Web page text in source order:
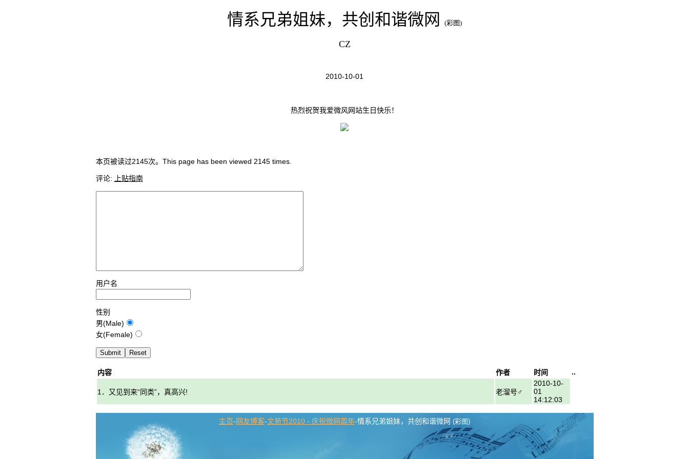
情系兄弟姐妹，共创和谐微网 (彩图)
CZ
2010-10-01
热烈祝贺我爱微风网站生日快乐！
本页被读过2145次。This page has been viewed 2145 times.
评论: 上贴指南
用户名
性别
男(Male)
女(Female)
内容 作者 时间 ..
1．又见到来“同类”，真高兴! 老溜号♂
2010-10-
01
14:12:03
主页-网友博客-文苑节2010 - 庆祝微网周年-情系兄弟姐妹，共创和谐微网 (彩图)